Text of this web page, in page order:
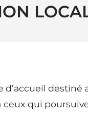
d’accueil destiné
ceux qui